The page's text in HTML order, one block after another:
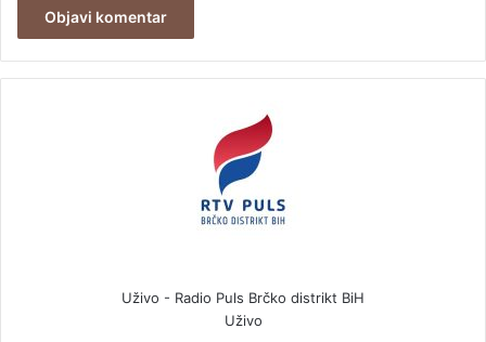
Uživo - Radio Puls Brčko distrikt BiH
Uživo